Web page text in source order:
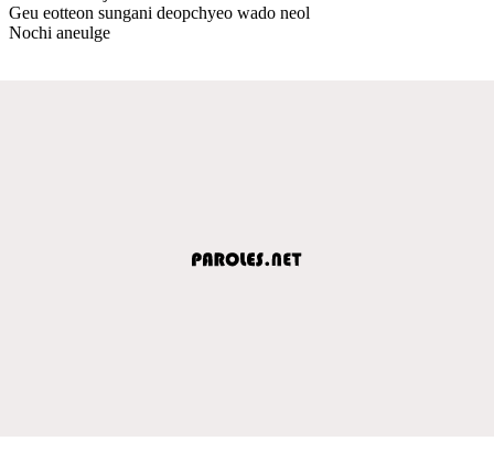
Geu eotteon sungani deopchyeo wado neol
Nochi aneulge